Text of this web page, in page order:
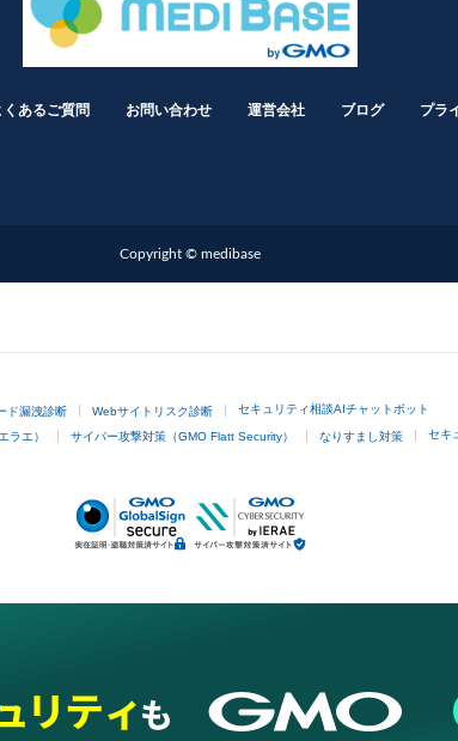
くあるご質問 お問い合わせ 運営会社 ブログ プラ
Copyright © medibase
ド漏洩診断 Webサイトリスク診断 セキュリティ相談AIチャットボット
ラエ） サイバー攻撃対策（GMO Flatt Security） なりすまし対策 セキ